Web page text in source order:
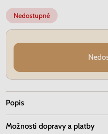
Nedostupné
Popis
Možnosti dopravy a platby